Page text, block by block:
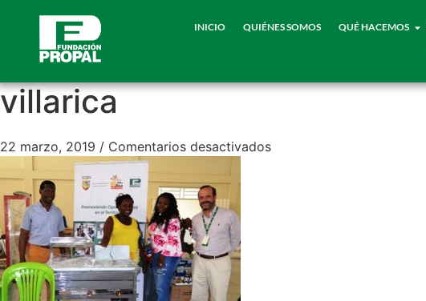
INICIO QUIÉNES SOMOS QUÉ HACEMOS
villarica
22 marzo, 2019 / Comentarios desactivados